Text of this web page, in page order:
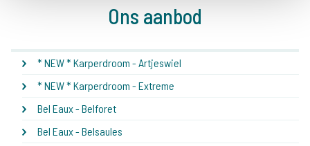
Ons aanbod
* NEW * Karperdroom - Artjeswiel
* NEW * Karperdroom - Extreme
Bel Eaux - Belforet
Bel Eaux - Belsaules